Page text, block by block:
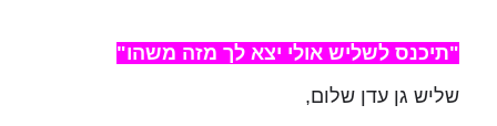
"תיכנס לשליש אולי יצא לך מזה משהו"
שליש גן עדן שלום,